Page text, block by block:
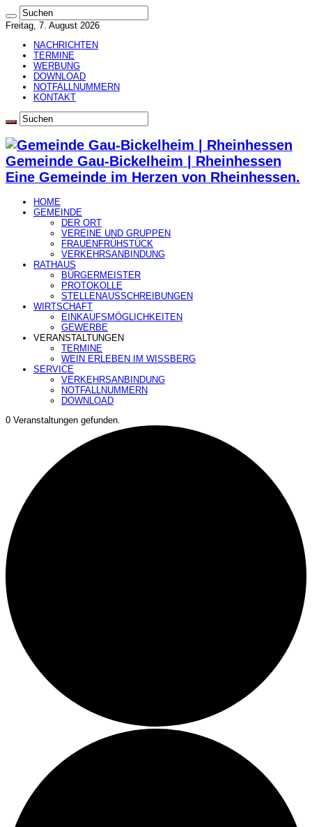
Freitag, 7. August 2026
NACHRICHTEN
TERMINE
WERBUNG
DOWNLOAD
NOTFALLNUMMERN
KONTAKT
Gemeinde Gau-Bickelheim | Rheinhessen
Eine Gemeinde im Herzen von Rheinhessen.
HOME
GEMEINDE
DER ORT
VEREINE UND GRUPPEN
FRAUENFRÜHSTÜCK
VERKEHRSANBINDUNG
RATHAUS
BÜRGERMEISTER
PROTOKOLLE
STELLENAUSSCHREIBUNGEN
WIRTSCHAFT
EINKAUFSMÖGLICHKEITEN
GEWERBE
VERANSTALTUNGEN
TERMINE
WEIN ERLEBEN IM WISSBERG
SERVICE
VERKEHRSANBINDUNG
NOTFALLNUMMERN
DOWNLOAD
0 Veranstaltungen gefunden.